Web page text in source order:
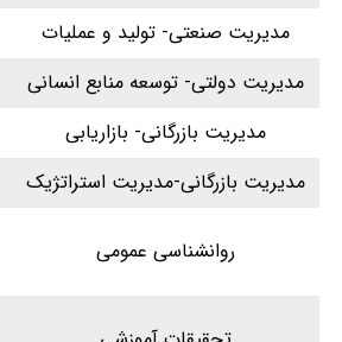
مدیریت صنعتی- تولید و عملیات
مدیریت دولتی- توسعه منابع انسانی
مدیریت بازرگانی- بازاریابی
مدیریت بازرگانی-مدیریت استراتژیک
روانشناسی عمومی